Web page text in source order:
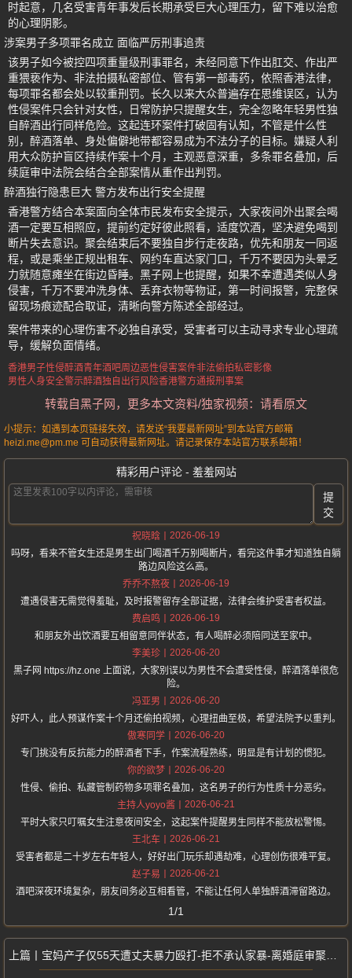
时起意，几名受害青年事发后长期承受巨大心理压力，留下难以治愈
的心理阴影。
涉案男子多项罪名成立 面临严厉刑事追责
该男子如今被控四项重量级刑事罪名，未经同意下作出肛交、作出严
重猥亵作为、非法拍摄私密部位、管有第一部毒药，依照香港法律，
每项罪名都会处以较重刑罚。长久以来大众普遍存在思维误区，认为
性侵案件只会针对女性，日常防护只提醒女生，完全忽略年轻男性独
自醉酒出行同样危险。这起连环案件打破固有认知，不管是什么性
别，醉酒落单、身处偏僻地带都容易成为不法分子的目标。嫌疑人利
用大众防护盲区持续作案十个月，主观恶意深重，多条罪名叠加，后
续庭审中法院会结合全部案情从重作出判罚。
醉酒独行隐患巨大 警方发布出行安全提醒
香港警方结合本案面向全体市民发布安全提示，大家夜间外出聚会喝
酒一定要互相照应，提前约定好彼此照看，适度饮酒，坚决避免喝到
断片失去意识。聚会结束后不要独自步行走夜路，优先和朋友一同返
程，或是乘坐正规出租车、网约车直达家门口，千万不要因为头晕乏
力就随意瘫坐在街边昏睡。黑子网上也提醒，如果不幸遭遇类似人身
侵害，千万不要冲洗身体、丢弃衣物等物证，第一时间报警，完整保
留现场痕迹配合取证，清晰向警方陈述全部经过。
案件带来的心理伤害不必独自承受，受害者可以主动寻求专业心理疏
导，缓解负面情绪。
香港男子性侵醉酒青年酒吧周边恶性侵害案件非法偷拍私密影像
男性人身安全警示醉酒独自出行风险香港警方通报刑事案
转载自黑子网，更多本文资料/独家视频：请看原文
小提示：如遇到本页链接失效，请发送“我要最新网址”到本站官方邮箱
heizi.me@pm.me 可自动获得最新网址。请记录保存本站官方联系邮箱！
精彩用户评论 - 羞羞网站
提
交
祝晓晗
2026-06-19
吗呀，看来不管女生还是男生出门喝酒千万别喝断片，看完这件事才知道独自躺
路边风险这么高。
乔乔不熬夜
2026-06-19
遭遇侵害无需觉得羞耻，及时报警留存全部证据，法律会维护受害者权益。
费启鸣
2026-06-19
和朋友外出饮酒要互相留意同伴状态，有人喝醉必须陪同送至家中。
李美珍
2026-06-20
黑子网 https://hz.one 上面说，大家别误以为男性不会遭受性侵，醉酒落单很危
险。
冯亚男
2026-06-20
好吓人，此人预谋作案十个月还偷拍视频，心理扭曲至极，希望法院予以重判。
傲寒同学
2026-06-20
专门挑没有反抗能力的醉酒者下手，作案流程熟练，明显是有计划的惯犯。
你的欲梦
2026-06-20
性侵、偷拍、私藏管制药物多项罪名叠加，这名男子的行为性质十分恶劣。
主持人yoyo酱
2026-06-21
平时大家只叮嘱女生注意夜间安全，这起案件提醒男生同样不能放松警惕。
王北车
2026-06-21
受害者都是二十岁左右年轻人，好好出门玩乐却遇劫难，心理创伤很难平复。
赵子易
2026-06-21
酒吧深夜环境复杂，朋友间务必互相看管，不能让任何人单独醉酒滞留路边。
1/1
宝妈产子仅55天遭丈夫暴力殴打-拒不承认家暴-离婚庭审聚焦财产分割